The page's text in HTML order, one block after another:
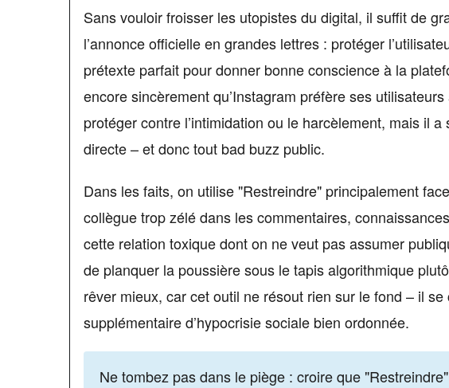
Sans vouloir froisser les utopistes du digital, il suffit de
l’annonce officielle en grandes lettres : protéger
prétexte parfait pour donner bonne conscience à la
encore sincèrement qu’Instagram préfère ses
protéger contre l’intimidation ou le harcèlement, mais il
directe – et donc tout bad buzz public.
Dans les faits, on utilise "Restreindre" principalement
collègue trop zélé dans les commentaires,
cette relation toxique dont on ne veut pas assumer
de planquer la poussière sous le tapis algorithmique
rêver mieux, car cet outil ne résout rien sur le fond – il
supplémentaire d’hypocrisie sociale bien ordonnée.
Ne tombez pas dans le piège : croire que